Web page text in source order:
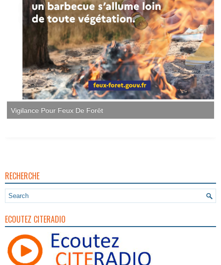
Vigilance Pour Feux De Forêt
RECHERCHE
ECOUTEZ CITERADIO